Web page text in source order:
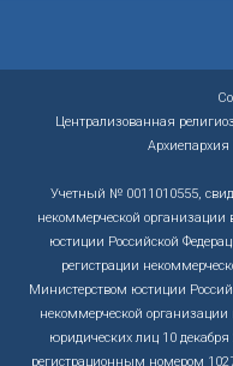
Централизованная
Учетный № 0011010555,
некоммерческой организации
юстиции Российской
регистрации
Министерством юстиции
некоммерческой организации
юридических лиц 10
регистрационным номером